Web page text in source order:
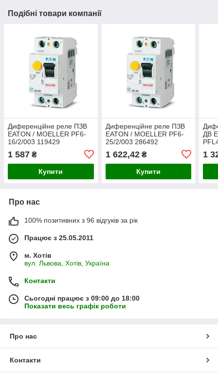
Подібні товари компанії
Диференційне реле ПЗВ
EATON / MOELLER PF6-
16/2/003 119429
1 587 ₴
Купити
Диференційне реле ПЗВ
EATON / MOELLER PF6-
25/2/003 286492
1 622,42₴
Купити
ДВ
1
Про нас
100% позитивних з 96 відгуків за рік
Працює з 25.05.2011
м. Хотів
вул. Львова, Хотів, Україна
Контакти
Сьогодні працює з 09:00 до 18:00
Показати весь графік роботи
Про нас
Контакти